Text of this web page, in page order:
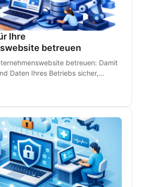
Ihre
betreuen
betreuen: Damit
Daten Ihres Betriebs sicher,